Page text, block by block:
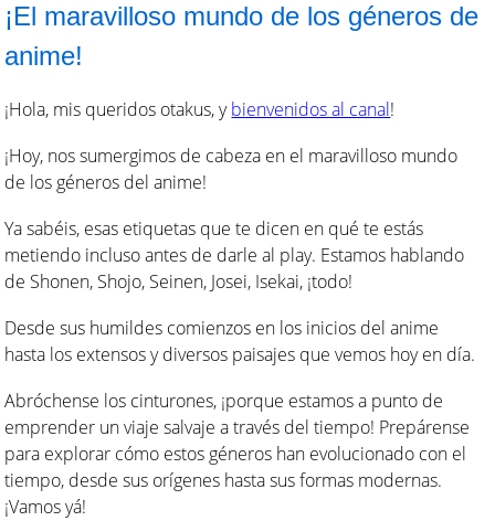
¡El maravilloso mundo de los géneros de
anime!
¡Hola, mis queridos otakus, ybienvenidos al canal!
¡Hoy, nos sumergimos de cabeza en el maravilloso mundo
de los géneros del anime!
Ya sabéis, esas etiquetas que te dicen en qué te estás
metiendo incluso antes de darle al play. Estamos hablando
de Shonen, Shojo, Seinen, Josei, Isekai, ¡todo!
Desde sus humildes comienzos en los inicios del anime
hasta los extensos y diversos paisajes que vemos hoy en día.
Abróchense los cinturones, ¡porque estamos a punto de
emprender un viaje salvaje a través del tiempo! Prepárense
para explorar cómo estos géneros han evolucionado con el
tiempo, desde sus orígenes hasta sus formas modernas.
¡Vamos yá!